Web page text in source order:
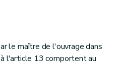
le maître de l'ouvrage dans
l'article 13 comportent au